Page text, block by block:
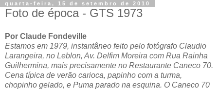
quarta-feira, 15 de setembro de 2010
Foto de época - GTS 1973
Por Claude Fondeville
Estamos em 1979, instantâneo feito pelo fotógrafo Claudio
Larangeira, no Leblon, Av. Delfim Moreira com Rua Rainha
Guilhermina, mais precisamente no Restaurante Caneco 70.
Cena típica de verão carioca, papinho com a turma,
chopinho gelado, e Puma parado na esquina. O Caneco 70